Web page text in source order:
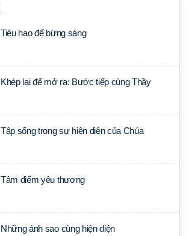
Tiêu hao để bừng sáng
Khép lại để mở ra: Bước tiếp cùng Thầy
Tập sống trong sự hiện diện của Chúa
Tâm điểm yêu thương
Những ánh sao cùng hiện diện